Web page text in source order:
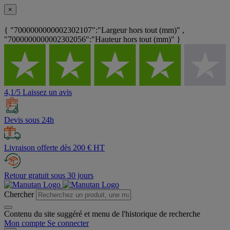
×
{ "7000000000002302107":"Largeur hors tout (mm)" ,
"7000000000002302056":"Hauteur hors tout (mm)" }
4,1/5 Laissez un avis
Devis sous 24h
Livraison offerte dès 200 € HT
Retour gratuit sous 30 jours
Chercher
Contenu du site suggéré et menu de l'historique de recherche
Mon compte Se connecter